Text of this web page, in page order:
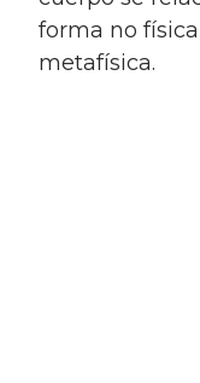
forma no
metafísica.